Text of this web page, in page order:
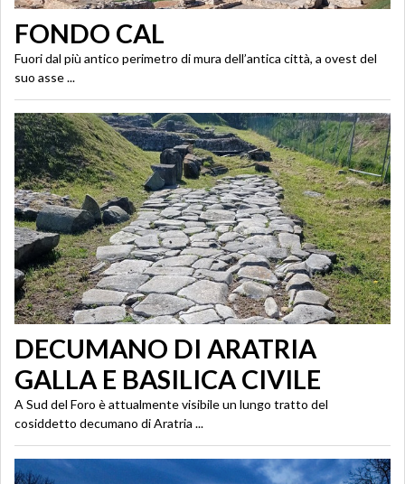
FONDO CAL
Fuori dal più antico perimetro di mura dell’antica città, a ovest del
suo asse ...
DECUMANO DI ARATRIA
GALLA E BASILICA CIVILE
A Sud del Foro è attualmente visibile un lungo tratto del
cosiddetto decumano di Aratria ...